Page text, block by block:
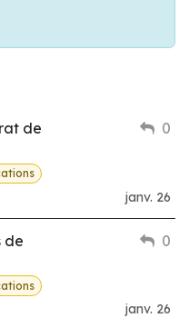
de
0
janv. 26
de
0
janv. 26